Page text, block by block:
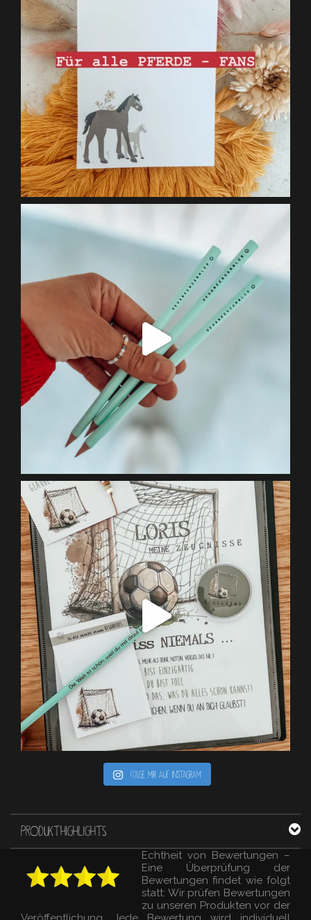
Folge mir auf Instagram
PRODUKTHIGHLIGHTS
Echtheit von Bewertungen –
Eine Überprüfung der
Bewertungen findet wie folgt
statt: Wir prüfen Bewertungen
zu unseren Produkten vor der